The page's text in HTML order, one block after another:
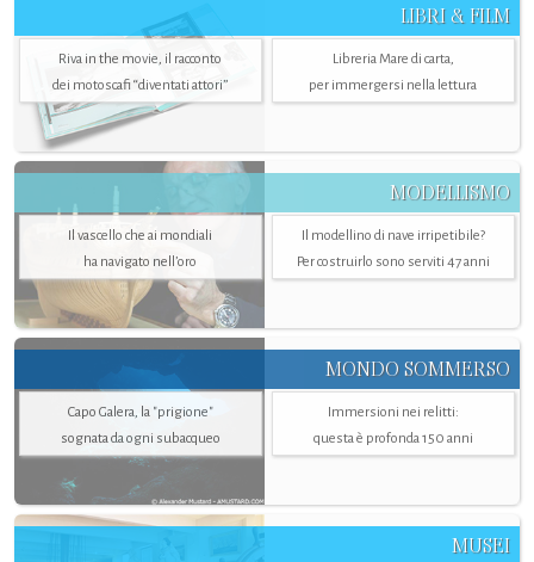
LIBRI & FILM
Riva in the movie, il racconto
dei motoscafi “diventati attori”
Libreria Mare di carta,
per immergersi nella lettura
MODELLISMO
Il vascello che ai mondiali
ha navigato nell’oro
Il modellino di nave irripetibile?
Per costruirlo sono serviti 47 anni
MONDO SOMMERSO
Capo Galera, la "prigione"
sognata da ogni subacqueo
Immersioni nei relitti:
questa è profonda 150 anni
MUSEI